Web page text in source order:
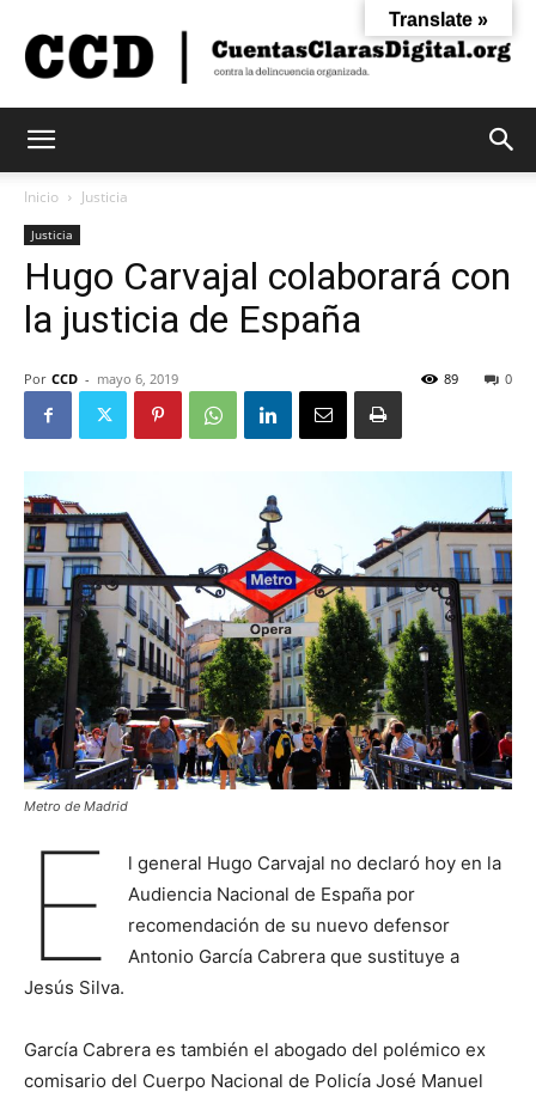
Claras
Inicio Justicia
Justicia
Hugo Carvajal colaborará con
la justicia de España
Por CCD - mayo 6, 2019 0
89
Metro de Madrid
E
l general Hugo Carvajal no declaró hoy en la
Audiencia Nacional de España por
recomendación de su nuevo defensor
Antonio García Cabrera que sustituye a
Jesús Silva.
García Cabrera es también el abogado del polémico ex
comisario del Cuerpo Nacional de Policía José Manuel
Translate »